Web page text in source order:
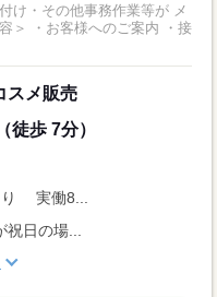
スメ販売
徒歩 7分）
り 実働8...
日の場...